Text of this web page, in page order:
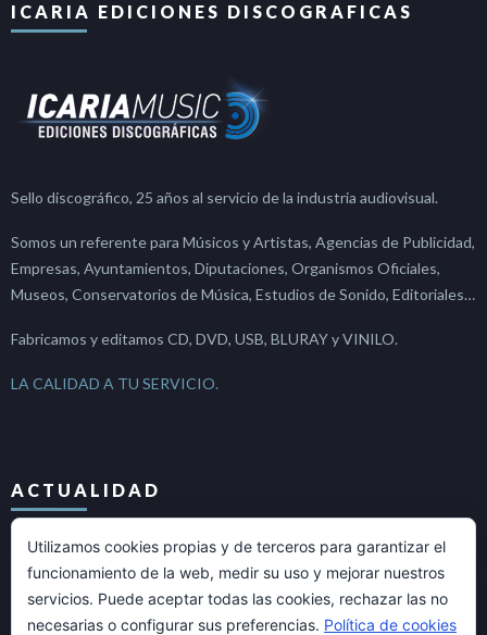
ICARIA EDICIONES DISCOGRAFICAS
Sello discográfico, 25 años al servicio de la industria audiovisual.
Somos un referente para Músicos y Artistas, Agencias de Publicidad,
Empresas, Ayuntamientos, Diputaciones, Organismos Oficiales,
Museos, Conservatorios de Música, Estudios de Sonido, Editoriales…
Fabricamos y editamos CD, DVD, USB, BLURAY y VINILO.
LA CALIDAD A TU SERVICIO.
ACTUALIDAD
Un poco de historia: El Piano
LA TRANSFORMACIÓN SONORA DEL PIANO,
INSTRUMENTO: A medida que los sonidos fueron
Utilizamos cookies propias y de terceros para garantizar el
funcionamiento de la web, medir su uso y mejorar nuestros
servicios. Puede aceptar todas las cookies, rechazar las no
necesarias o configurar sus preferencias. Política de cookies